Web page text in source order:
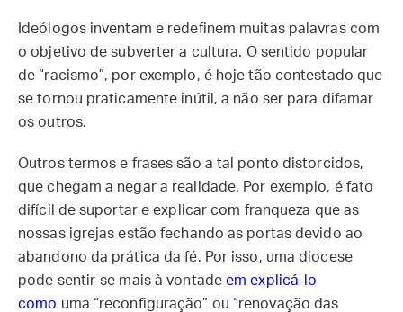
Ideólogos inventam e redefinem muitas palavras com
o objetivo de subverter a cultura. O sentido popular
de “racismo”, por exemplo, é hoje tão contestado que
se tornou praticamente inútil, a não ser para difamar
os outros.
Outros termos e frases são a tal ponto distorcidos,
que chegam a negar a realidade. Por exemplo, é fato
difícil de suportar e explicar com franqueza que as
nossas igrejas estão fechando as portas devido ao
abandono da prática da fé. Por isso, uma diocese
pode sentir-se mais à vontadeem explicá-lo
como uma “reconfiguração” ou “renovação das